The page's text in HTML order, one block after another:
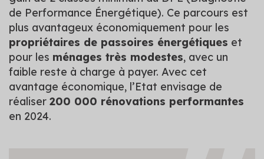
de Performance Énergétique). Ce parcours est
plus avantageux économiquement pour les
propriétaires de passoires énergétiques et
pour les ménages très modestes, avec un
faible reste à charge à payer. Avec cet
avantage économique, l’Etat envisage de
réaliser 200 000 rénovations performantes
en 2024.